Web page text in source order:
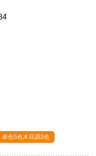
単色5色木目調3色